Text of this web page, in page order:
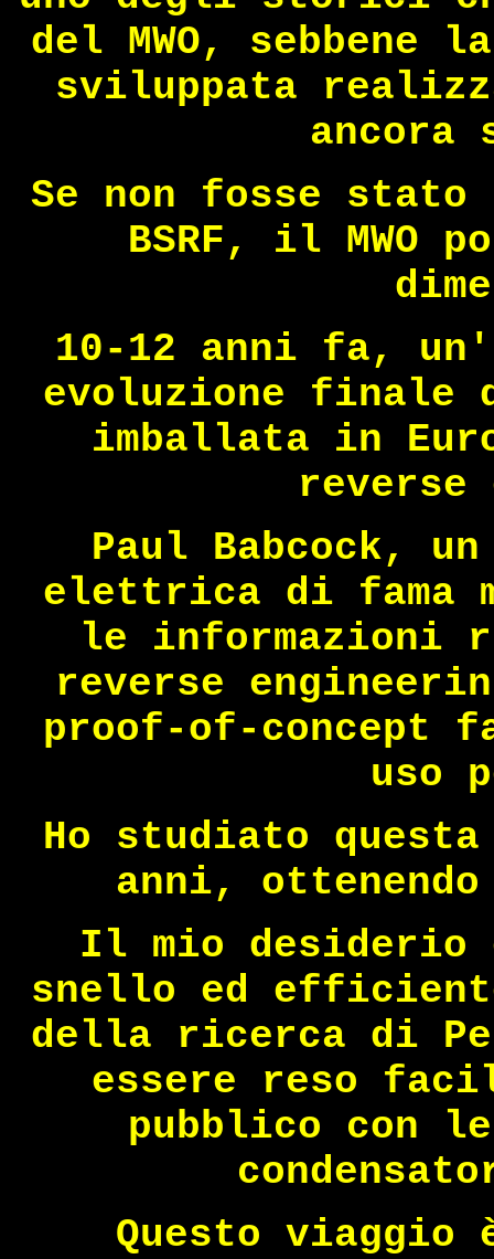
del MWO, sebbene
sviluppata
ancora
Se non fosse
BSRF, il MWO
10-12 anni fa,
evoluzione finale
imballata in
reverse
Paul Babcock,
elettrica di fama
le informazioni
reverse
proof-of-concept
uso
Ho studiato
anni,
Il mio desiderio
snello ed
della ricerca di
essere reso
pubblico con
Questo